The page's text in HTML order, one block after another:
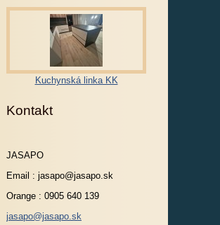
Kuchynská linka KK
Kontakt
JASAPO
Email : jasapo@jasapo.sk
Orange : 0905 640 139
jasapo@jasapo.sk